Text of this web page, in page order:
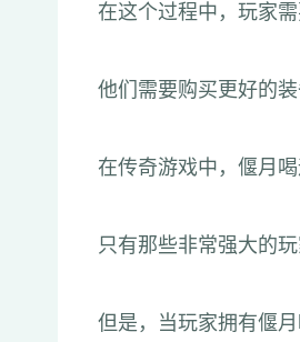
在这个过程中，玩家
他们需要购买更好的
在传奇游戏中，偃月
只有那些非常强大的玩
但是，当玩家拥有偃